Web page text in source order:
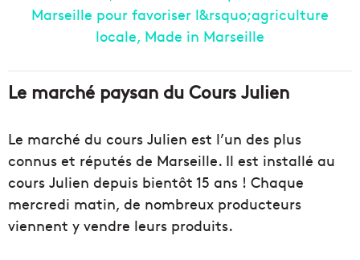
Le marché paysan du Cours Julien
Le marché du cours Julien est l’un des plus
connus et réputés de Marseille. Il est installé au
cours Julien depuis bientôt 15 ans ! Chaque
mercredi matin, de nombreux producteurs
viennent y vendre leurs produits.